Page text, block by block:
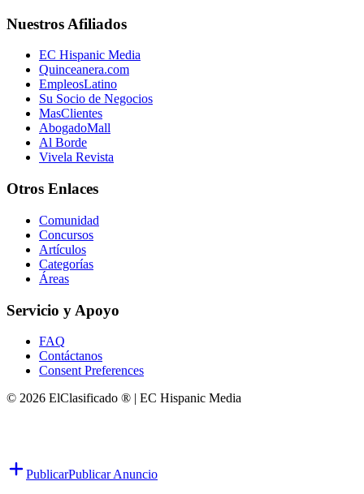
Nuestros Afiliados
EC Hispanic Media
Quinceanera.com
EmpleosLatino
Su Socio de Negocios
MasClientes
AbogadoMall
Al Borde
Vivela Revista
Otros Enlaces
Comunidad
Concursos
Artículos
Categorías
Áreas
Servicio y Apoyo
FAQ
Contáctanos
Consent Preferences
© 2026 ElClasificado ® | EC Hispanic Media
PublicarPublicar Anuncio